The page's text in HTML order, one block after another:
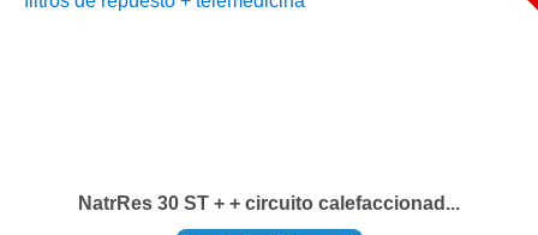
NatrRes 30 ST + + circuito calefaccionad...